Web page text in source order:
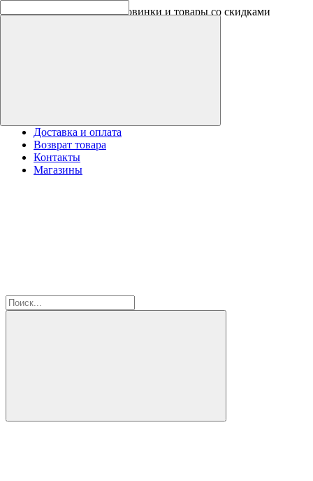
Оплачивайте бонусами новинки и товары со скидками
Доставка и оплата
Возврат товара
Контакты
Магазины